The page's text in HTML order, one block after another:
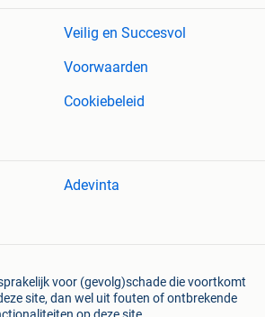
Veilig en Succesvol
Voorwaarden
Cookiebeleid
Adevinta
voor (gevolg)schade die voortkomt
site, dan wel uit fouten of ontbrekende